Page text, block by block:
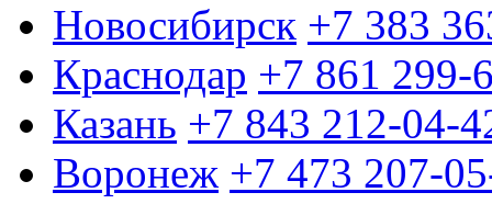
Новосибирск +7 383
Краснодар +7 861 299-
Казань +7 843 212-04-
Воронеж +7 473 207-